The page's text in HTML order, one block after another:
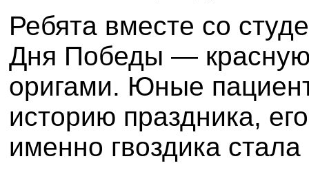
Ребята вместе со
Дня Победы — красную
оригами. Юные
историю праздника,
именно гвоздика